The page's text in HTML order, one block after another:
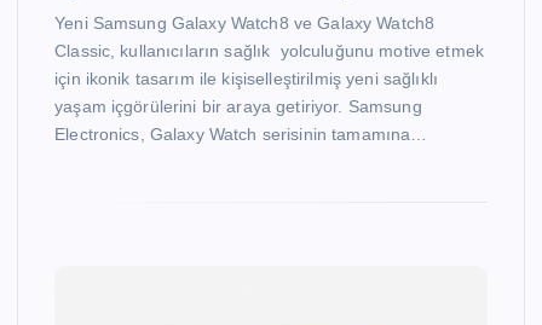
Yeni Samsung Galaxy Watch8 ve Galaxy Watch8
Classic, kullanıcıların sağlık yolculuğunu motive etmek
için ikonik tasarım ile kişiselleştirilmiş yeni sağlıklı
yaşam içgörülerini bir araya getiriyor. Samsung
Electronics, Galaxy Watch serisinin tamamına…